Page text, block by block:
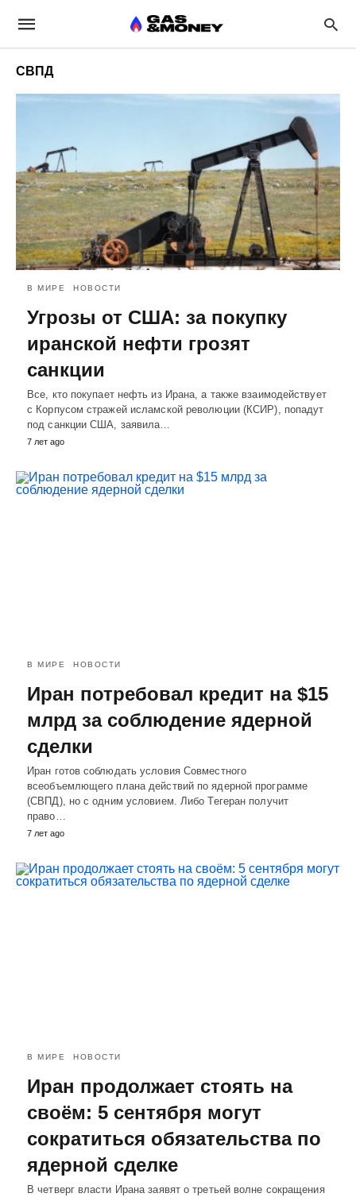
СВПД
В МИРЕ НОВОСТИ
Угрозы от США: за покупку
иранской нефти грозят
санкции
Все, кто покупает нефть из Ирана, а также взаимодействует
с Корпусом стражей исламской революции (КСИР), попадут
под санкции США, заявила…
7 лет ago
В МИРЕ НОВОСТИ
Иран потребовал кредит на $15
млрд за соблюдение ядерной
сделки
Иран готов соблюдать условия Совместного
всеобъемлющего плана действий по ядерной программе
(СВПД), но с одним условием. Либо Тегеран получит
право…
7 лет ago
В МИРЕ НОВОСТИ
Иран продолжает стоять на
своём: 5 сентября могут
сократиться обязательства по
ядерной сделке
В четверг власти Ирана заявят о третьей волне сокращения